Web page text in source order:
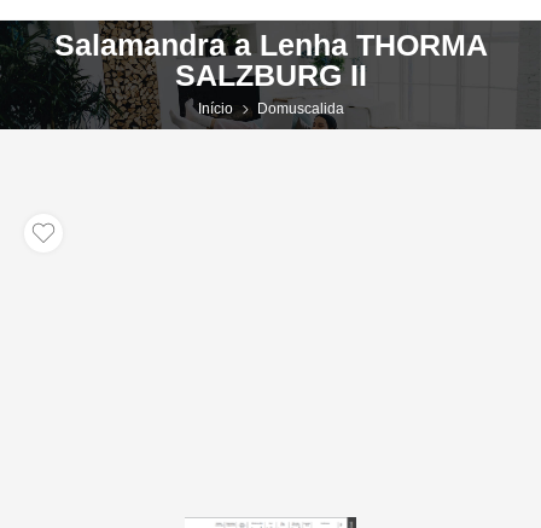
Salamandra a Lenha THORMA
SALZBURG II
Início Domuscalida